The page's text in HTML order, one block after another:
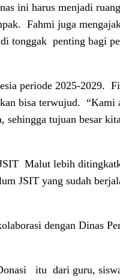
ini harus menjadi
Fahmi juga
tonggak penting bagi
periode 2025-2029.
bisa terwujud. “Kami
tujuan besar
Malut lebih
JSIT yang sudah
dengan Dinas
itu dari guru,